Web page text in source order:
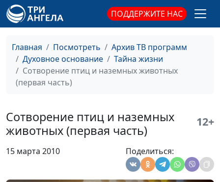
ПОДДЕРЖИТЕ НАС
Главная Посмотреть
Архив ТВ программ
Духовное основание
Тайна жизни
Сотворение птиц и наземных животных
(первая часть)
Сотворение птиц и наземных
животных (первая часть)
12+
15 марта 2010 Поделиться:
Юрьевна, доктор
биологических наук
(первая часть)
Уткина, Угарова Татьяна
Юрьевна, доктор
биологических наук
Юрьевна, доктор
биологических наук
Генетика человека
Юлия Синицына, Юлия
Уткина, Угарова Татьяна
Юрьевна, доктор